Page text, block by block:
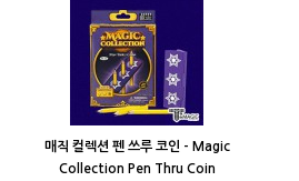
매직 컬렉션 펜 쓰루 코인 - Magic
Collection Pen Thru Coin